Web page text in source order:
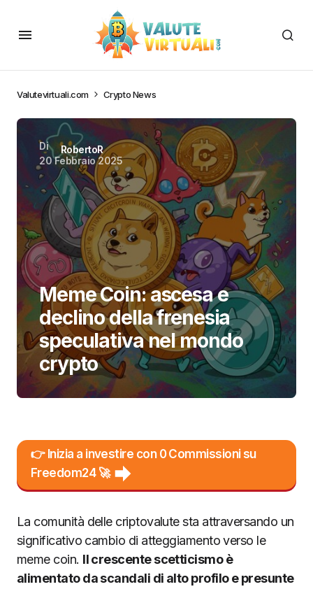
Valutevirtuali.com Crypto News
Di
RobertoR
20 Febbraio 2025
Meme Coin: ascesa e
declino della frenesia
speculativa nel mondo
crypto
👉 Inizia a investire con 0 Commissioni su
Freedom24 🚀
La comunità delle criptovalute sta attraversando un
significativo cambio di atteggiamento verso le
meme coin. Il crescente scetticismo è
alimentato da scandali di alto profilo e presunte